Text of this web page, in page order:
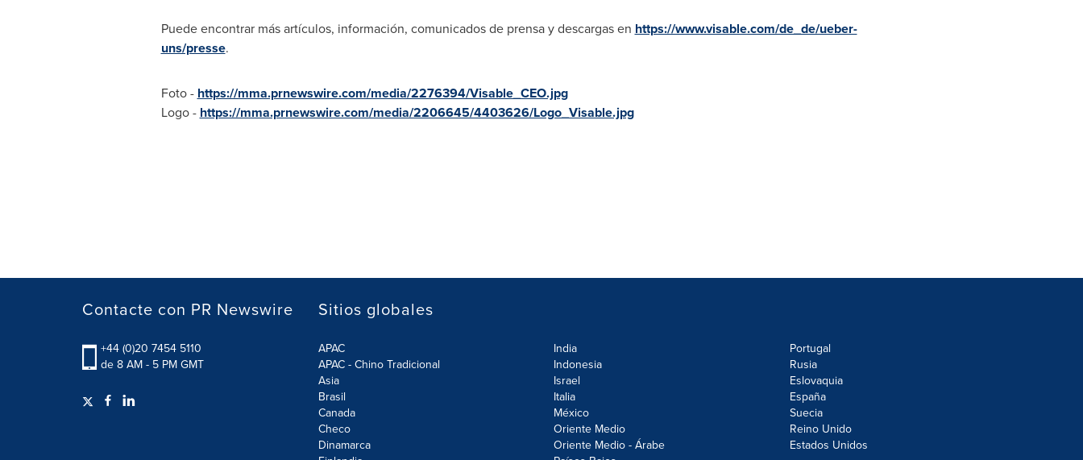
Puede encontrar más artículos, información, comunicados de prensa y descargas en https://www.visable.com/de_de/ueber-
uns/presse.
Foto - https://mma.prnewswire.com/media/2276394/Visable_CEO.jpg
Logo - https://mma.prnewswire.com/media/2206645/4403626/Logo_Visable.jpg
Contacte con PR Newswire
+44 (0)20 7454 5110
de 8 AM - 5 PM GMT
Sitios globales
APAC
APAC - Chino Tradicional
Asia
Brasil
Canada
Checo
Dinamarca
India
Indonesia
Israel
Italia
México
Oriente Medio
Oriente Medio - Árabe
Portugal
Rusia
Eslovaquia
España
Suecia
Reino Unido
Estados Unidos